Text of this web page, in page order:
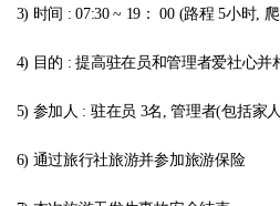
3) 时间 : 07:30 ~ 19： 00 (路程 5小时,
4) 目的 : 提高驻在员和管理者爱社心并
5) 参加人 : 驻在员 3名, 管理者(包括家
6) 通过旅行社旅游并参加旅游保险